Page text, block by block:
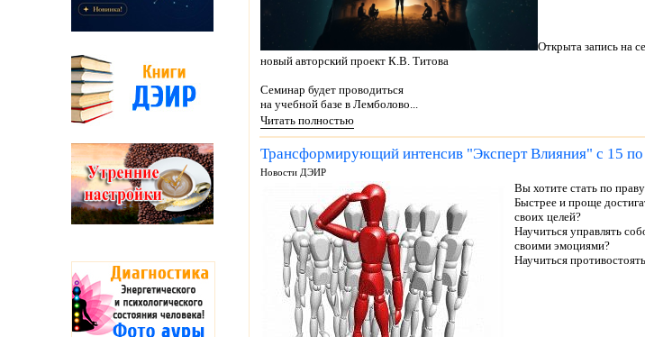
Открыта запись на
новый авторский проект К.В. Титова
Семинар будет проводиться
на учебной базе в Лемболово...
Читать полностью
Трансформирующий интенсив "Эксперт Влияния" с 15 по
Новости ДЭИР
Вы хотите стать по
Быстрее и проще
своих целей?
Научиться управлять
своими эмоциями?
Научиться